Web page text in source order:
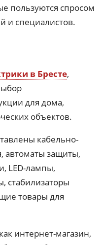
пользуются спросом
и специалистов.
в Бресте,
для дома,
объектов.
кабельно-
автоматы защиты,
LED-лампы,
стабилизаторы
товары для
интернет-магазин,